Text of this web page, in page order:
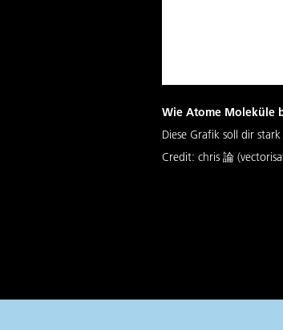
Wie Atome Moleküle
Diese Grafik soll dir
Credit: chris 論